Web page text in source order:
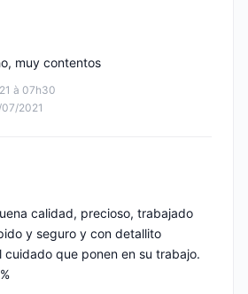
à 07h30
2021
muy contentos
calidad, precioso, trabajado
y seguro y con detallito
cuidado que ponen en su trabajo.